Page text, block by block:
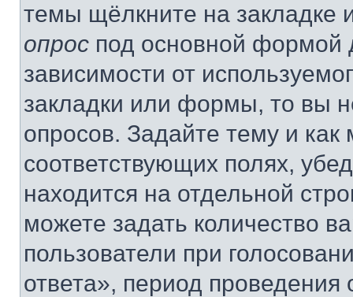
темы щёлкните на
опрос под основной формой
зависимости от
закладки или формы, то вы
опросов. Задайте тему и
соответствующих полях,
находится на отдельной
можете задать количество
пользователи при
ответа», период проведения